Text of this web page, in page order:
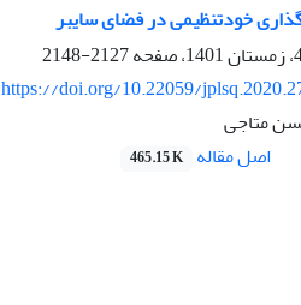
خودتنظیمی در فضای سایبر
2127-2148
https://doi.org/10.22059/
متاجی
اصل مقاله 465.15 K